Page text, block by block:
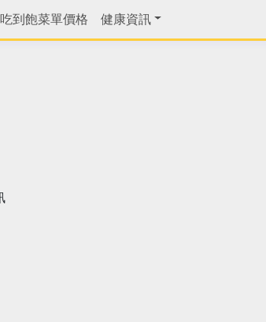
到飽菜單價格 健康資訊